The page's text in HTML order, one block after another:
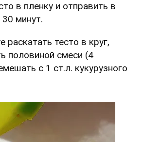
в пленку и отправить в
минут.
раскатать тесто в круг,
половиной смеси (4
с 1 ст.л. кукурузного